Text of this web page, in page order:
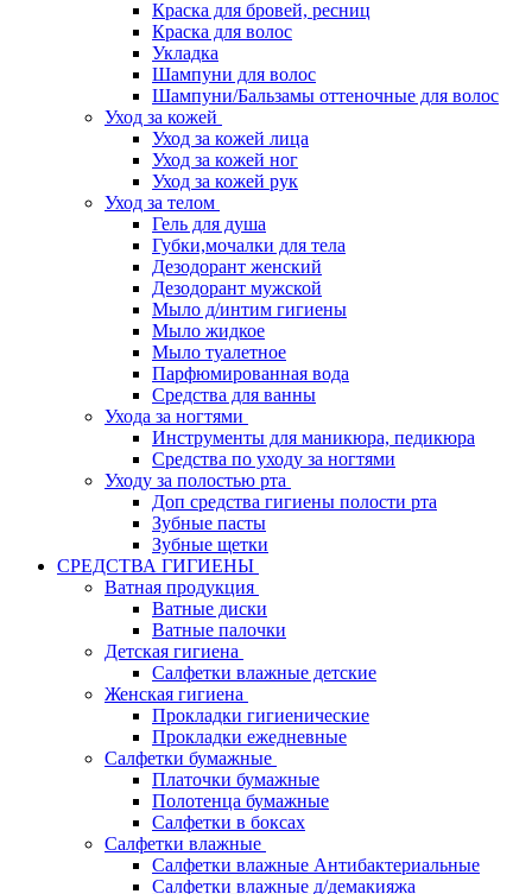
Краска для бровей, ресниц
Краска для волос
Укладка
Шампуни для волос
Шампуни/Бальзамы оттеночные для волос
Уход за кожей
Уход за кожей лица
Уход за кожей ног
Уход за кожей рук
Уход за телом
Гель для душа
Губки,мочалки для тела
Дезодорант женский
Дезодорант мужской
Мыло д/интим гигиены
Мыло жидкое
Мыло туалетное
Парфюмированная вода
Средства для ванны
Ухода за ногтями
Инструменты для маникюра, педикюра
Средства по уходу за ногтями
Уходу за полостью рта
Доп средства гигиены полости рта
Зубные пасты
Зубные щетки
СРЕДСТВА ГИГИЕНЫ
Ватная продукция
Ватные диски
Ватные палочки
Детская гигиена
Салфетки влажные детские
Женская гигиена
Прокладки гигиенические
Прокладки ежедневные
Салфетки бумажные
Платочки бумажные
Полотенца бумажные
Салфетки в боксах
Салфетки влажные
Салфетки влажные Антибактериальные
Салфетки влажные д/демакияжа